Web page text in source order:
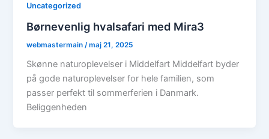
Uncategorized
Børnevenlig hvalsafari med Mira3
webmastermain /maj 21, 2025
Skønne naturoplevelser i Middelfart Middelfart byder
på gode naturoplevelser for hele familien, som
passer perfekt til sommerferien i Danmark.
Beliggenheden